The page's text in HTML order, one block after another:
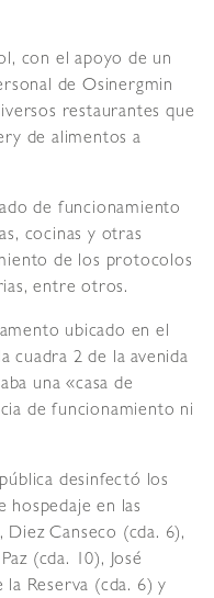
con el apoyo de un
de Osinergmin
restaurantes que
de alimentos a
de funcionamiento
cocinas y otras
de los protocolos
entre otros.
ubicado en el
cuadra 2 de la avenida
una «casa de
de funcionamiento ni
desinfectó los
hospedaje en las
Diez Canseco (cda. 6),
(cda. 10), José
Reserva (cda. 6) y